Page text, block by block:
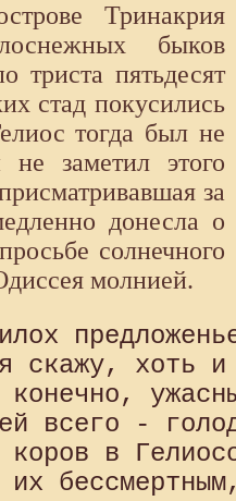
Тринакрия
быков
триста пятьдесят
стад покусились
тогда был не
не заметил этого
за
донесла о
солнечного
молнией.
скажу, хоть
конечно,
всего -
коров в
их